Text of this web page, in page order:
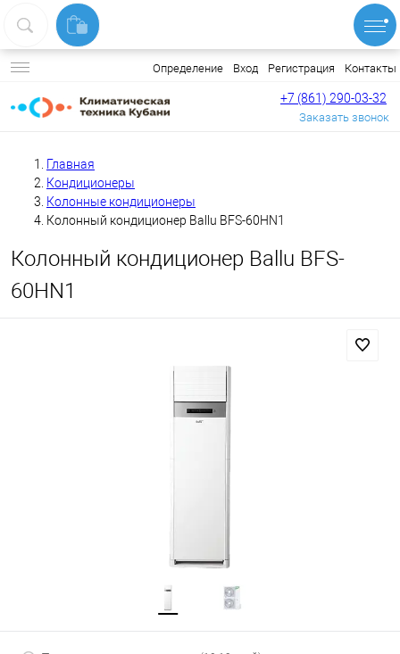
Определение Вход Регистрация Контакты
+7 (861) 290-03-32
Заказать звонок
Главная
Кондиционеры
Колонные кондиционеры
Колонный кондиционер Ballu BFS-60HN1
Колонный кондиционер Ballu BFS-
60HN1